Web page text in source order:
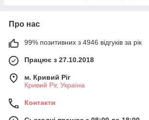
Про нас
99% позитивних з 4946 відгуків за рік
Працює з 27.10.2018
м. Кривий Ріг
Кривий Ріг, Україна
Контакти